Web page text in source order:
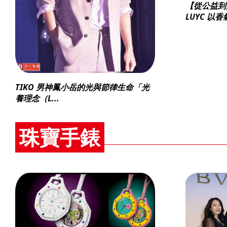
TIKO 男神鳳小岳的光與節律生命「光
養理念（L...
【從公益
LUYC 以香
珠寶手錶